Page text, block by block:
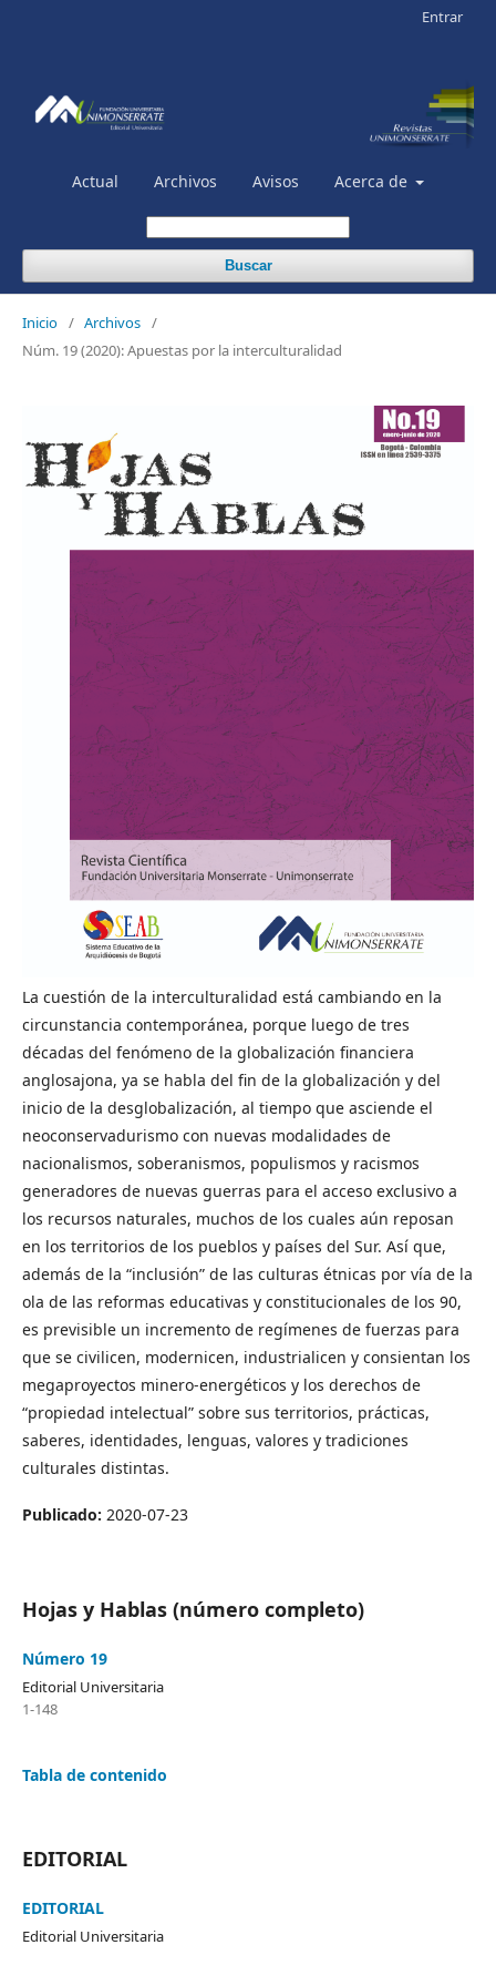
Actual Archivos Avisos Acerca de
Buscar
Entrar
Inicio / Archivos /
Núm. 19 (2020): Apuestas por la interculturalidad
La cuestión de la interculturalidad está cambiando en la
circunstancia contemporánea, porque luego de tres
décadas del fenómeno de la globalización financiera
anglosajona, ya se habla del fin de la globalización y del
inicio de la desglobalización, al tiempo que asciende el
neoconservadurismo con nuevas modalidades de
nacionalismos, soberanismos, populismos y racismos
generadores de nuevas guerras para el acceso exclusivo a
los recursos naturales, muchos de los cuales aún reposan
en los territorios de los pueblos y países del Sur. Así que,
además de la “inclusión” de las culturas étnicas por vía de la
ola de las reformas educativas y constitucionales de los 90,
es previsible un incremento de regímenes de fuerzas para
que se civilicen, modernicen, industrialicen y consientan los
megaproyectos minero-energéticos y los derechos de
“propiedad intelectual” sobre sus territorios, prácticas,
saberes, identidades, lenguas, valores y tradiciones
culturales distintas.
Publicado: 2020-07-23
Hojas y Hablas (número completo)
Número 19
Editorial Universitaria
1-148
Tabla de contenido
EDITORIAL
EDITORIAL
Editorial Universitaria